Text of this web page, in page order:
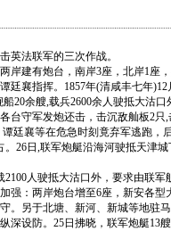
法联军的三次作战。
建有炮台，南岸3座，北岸1座，
廷襄指挥。1857年(清咸丰七年
20余艘,载兵2600余人驶抵大沽
台守军发炮还击，击沉敌舢板2
廷襄等在危急时刻竟弃军逃跑，
26日,联军炮艇沿海河驶抵天津
人驶抵大沽口外，要求由联军
强：两岸炮台增至6座，新安各
。另于北塘、新河、新城等地驻
深设防。25日拂晓，联军炮艇13